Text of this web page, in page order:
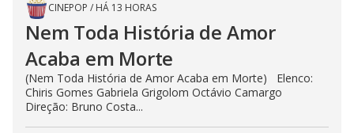
CINEPOP / HÁ 13 HORAS
Nem Toda História de Amor
Acaba em Morte
(Nem Toda História de Amor Acaba em Morte) Elenco:
Chiris Gomes Gabriela Grigolom Octávio Camargo
Direção: Bruno Costa...